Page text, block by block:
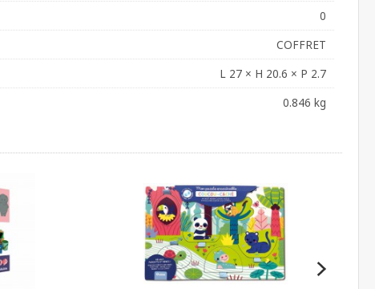
0
COFFRET
L 27 × H 20.6 × P 2.7
0.846 kg